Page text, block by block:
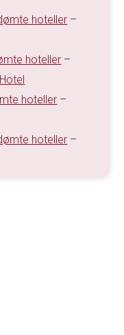
hoteller –
hoteller –
hoteller –
hoteller –